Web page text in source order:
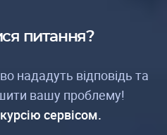
питання?
нададуть відповідь та
вашу проблему!
сервісом.